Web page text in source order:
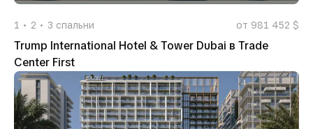
1 2 3 спальни от 981 452 $
Trump International Hotel & Tower Dubai в Trade
Center First